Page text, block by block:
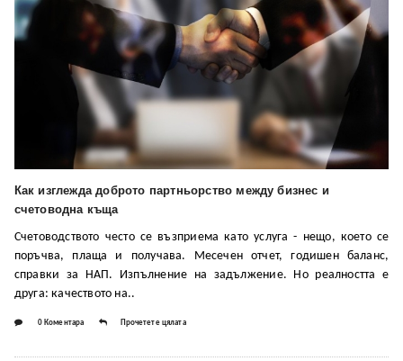
Как изглежда доброто партньорство между бизнес и
счетоводна къща
Счетоводството често се възприема като услуга - нещо, което се
поръчва, плаща и получава. Месечен отчет, годишен баланс,
справки за НАП. Изпълнение на задължение. Но реалността е
друга: качеството на..
0 Коментара Прочетете цялата